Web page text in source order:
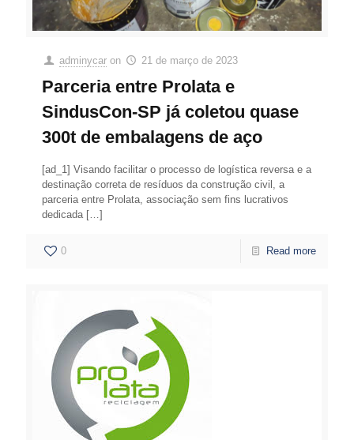
adminycar on 21 de março de 2023
Parceria entre Prolata e
SindusCon-SP já coletou quase
300t de embalagens de aço
[ad_1] Visando facilitar o processo de logística reversa e a
destinação correta de resíduos da construção civil, a
parceria entre Prolata, associação sem fins lucrativos
dedicada[…]
0 Read more